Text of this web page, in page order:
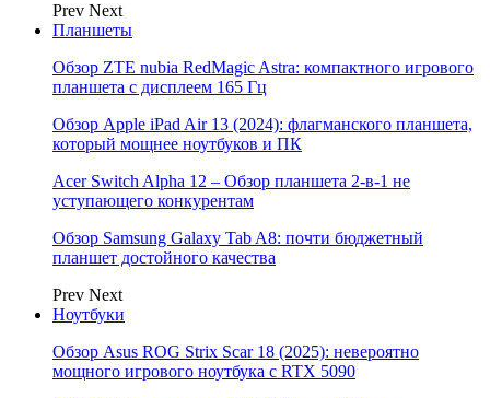
Prev Next
Планшеты
Обзор ZTE nubia RedMagic Astra: компактного игрового
планшета с дисплеем 165 Гц
Обзор Apple iPad Air 13 (2024): флагманского планшета,
который мощнее ноутбуков и ПК
Acer Switch Alpha 12 – Обзор планшета 2-в-1 не
уступающего конкурентам
Обзор Samsung Galaxy Tab A8: почти бюджетный
планшет достойного качества
Prev Next
Ноутбуки
Обзор Asus ROG Strix Scar 18 (2025): невероятно
мощного игрового ноутбука с RTX 5090